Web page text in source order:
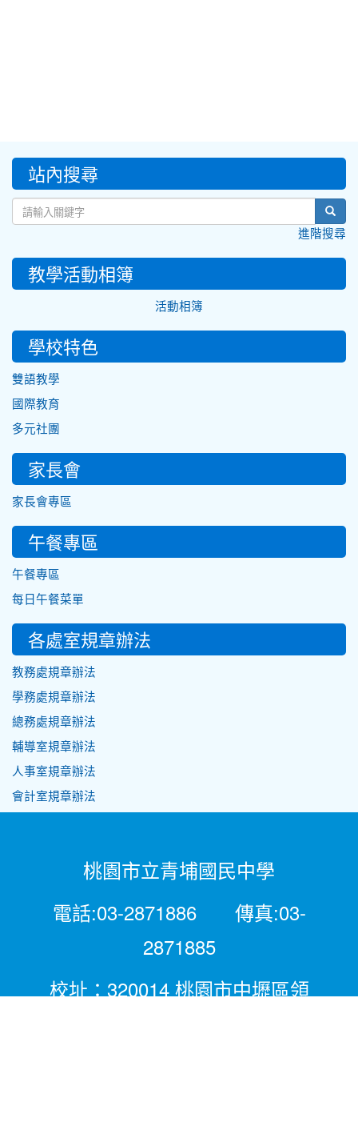
::: 站內搜尋
進階搜尋
教學活動相簿
活動相簿
學校特色
雙語教學
國際教育
多元社團
家長會
家長會專區
午餐專區
午餐專區
每日午餐菜單
各處室規章辦法
教務處規章辦法
學務處規章辦法
總務處規章辦法
輔導室規章辦法
人事室規章辦法
會計室規章辦法
桃園市立青埔國民中學
電話:03-2871886 傳真:03-
2871885
校址：320014 桃園市中壢區領